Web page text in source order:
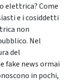
elettrica? Come
e i cosiddetti
non
Nel
del
fake news ormai
in pochi,